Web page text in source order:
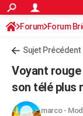
ACTUALITÉS
Politique
Société
Faits Divers
Education
Monde
Villes
+
Programme TV
Streaming
Sorties cinéma
Musique
FINANCE
Retraite
Impôts
Epargne
Immobilier
Risques naturels par
Banque
Assurance
Crédit
AUTO
Forum Forum
Sujet Précédent
Voyant
son télé plus
marco-